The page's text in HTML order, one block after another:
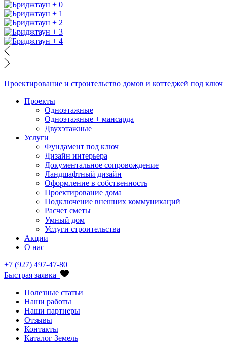
Проектирование и строительство домов и коттеджей под ключ
Проекты
Одноэтажные
Одноэтажные + мансарда
Двухэтажные
Услуги
Фундамент под ключ
Дизайн интерьера
Документальное сопровождение
Ландшафтный дизайн
Оформление в собственность
Проектирование дома
Подключение внешних коммуникаций
Расчет сметы
Умный дом
Услуги строительства
Акции
О нас
+7 (927) 497-47-80
Быстрая заявка
Полезные статьи
Наши работы
Наши партнеры
Отзывы
Контакты
Каталог Земель